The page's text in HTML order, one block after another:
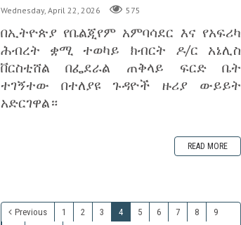
Wednesday, April 22, 2026 575
በኢትዮጵያ የቤልጂየም አምባሳደር እና የአፍሪካ
ሕብረት ቋሚ ተወካይ ክብርት ዶ/ር አኔሊስ
ቨርስቲሸል በፌደራል ጠቅላይ ፍርድ ቤት
ተገኝተው በተለያዩ ጉዳዮች ዙሪያ ውይይት
አድርገዋል።
READ MORE
Previous 1 2 3 4 5 6 7 8 9